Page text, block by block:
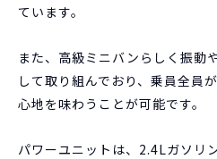
ています。
また、高級ミニバンらしく振動
して取り組んでおり、乗員全員
心地を味わうことが可能です。
パワーユニットは、2.4Lガソリ